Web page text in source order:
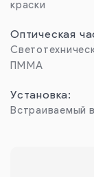
краски
Оптическая
ПММА
Установка:
Встраиваемый